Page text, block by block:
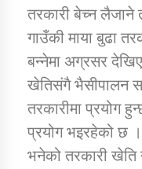
तातोपानी गाउँपालिकाको
तातोपानी गाउँपालिका जुम्लाको
सम्बन्धी सूचना सन्देश
तरकारी बेच्न लैजाने
गाउँकी माया बुढा
बन्नेमा अग्रसर
खेतिसंगै भैसीपालन
तरकारीमा प्रयोग
प्रयोग भइरहेको छ
भनेको तरकारी खेति